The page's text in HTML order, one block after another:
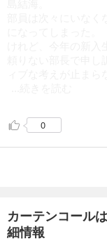
0
カーテンコール
細情報